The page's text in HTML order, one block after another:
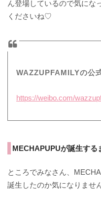
ん登場しているので気にな
くださいね♡
WAZZUPFAMILYの公
https://weibo.com/
MECHAPUPUが誕生する
ところでみなさん、
誕生したのか気になりませ